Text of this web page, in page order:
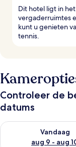
Dit hotel ligt in
vergaderruimtes
kunt u genieten
tennis.
Controleer de
datums
Vandaag
aug 9 - aug
De beschikbaarheid